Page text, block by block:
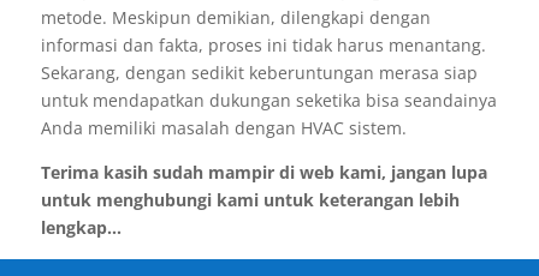
metode. Meskipun demikian, dilengkapi dengan
informasi dan fakta, proses ini tidak harus menantang.
Sekarang, dengan sedikit keberuntungan merasa siap
untuk mendapatkan dukungan seketika bisa seandainya
Anda memiliki masalah dengan HVAC sistem.
Terima kasih sudah mampir di web kami, jangan lupa
untuk menghubungi kami untuk keterangan lebih
lengkap...